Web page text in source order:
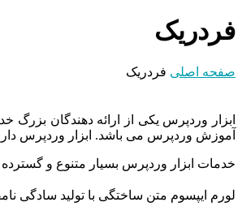
فردریک
صفحه اصلی فردریک
آموزش وردپرس می باشد. ابزار وردپرس
خدمات ابزار وردپرس بسیار متنوع و گسترده
لورم ایپسوم متن ساختگی با تولید سادگی